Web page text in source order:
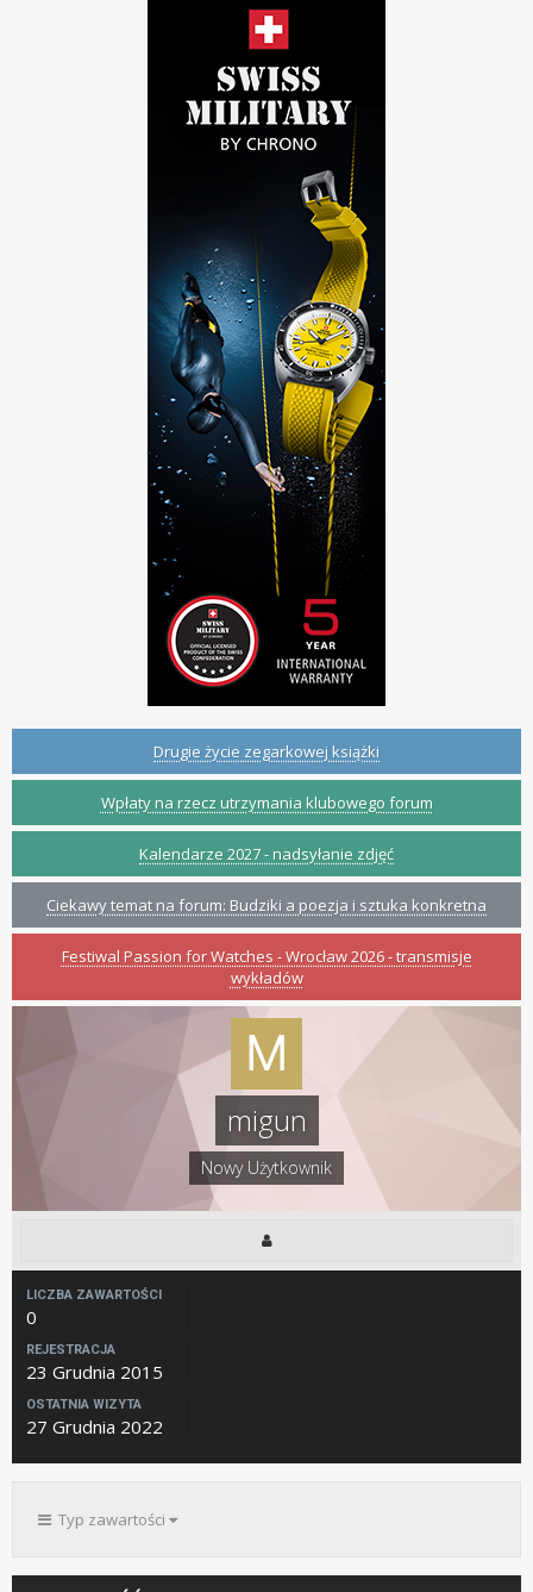
Drugie życie zegarkowej książki
Wpłaty na rzecz utrzymania klubowego forum
Kalendarze 2027 - nadsyłanie zdjęć
Ciekawy temat na forum: Budziki a poezja i sztuka konkretna
Festiwal Passion for Watches - Wrocław 2026 - transmisje
wykładów
migun
Nowy Użytkownik
LICZBA ZAWARTOŚCI
0
REJESTRACJA
23 Grudnia 2015
OSTATNIA WIZYTA
27 Grudnia 2022
Typ zawartości